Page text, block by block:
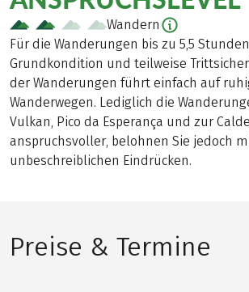
Wandern
Für die Wanderungen bis zu 5,5
Grundkondition und teilweise
der Wanderungen führt einfach auf
Wanderwegen. Lediglich die
Vulkan, Pico da Esperança und zur
anspruchsvoller, belohnen Sie jedoch
unbeschreiblichen Eindrücken.
Preise & Termine